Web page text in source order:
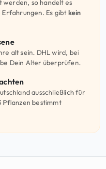
so handelt es
Erfahrungen. Es gibt kein
alt sein. DHL wird, bei
Dein Alter überprüfen.
ausschließlich für
Pflanzen bestimmt